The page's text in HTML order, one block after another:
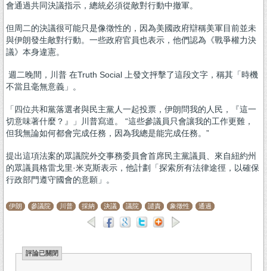
會通過共同決議指示，總統必須從敵對行動中撤軍。
但周二的決議很可能只是像徵性的，因為美國政府辯稱美軍目前並未
與伊朗發生敵對行動。一些政府官員也表示，他們認為《戰爭權力決
議》本身違憲。
週二晚間，川普 在Truth Social 上發文抨擊了這段文字，稱其「時機
不當且毫無意義」。
「四位共和黨落選者與民主黨人一起投票，伊朗問我的人民，『這一
切意味著什麼？』」川普寫道。 “這些參議員只會讓我的工作更難，
但我無論如何都會完成任務，因為我總是能完成任務。”
提出這項法案的眾議院外交事務委員會首席民主黨議員、來自紐約州
的眾議員格雷戈里·米克斯表示，他計劃「探索所有法律途徑，以確保
行政部門遵守國會的意願」。
伊朗 參議院 川普 採納 決議 議院 譴責 象徵性 通過
評論已關閉